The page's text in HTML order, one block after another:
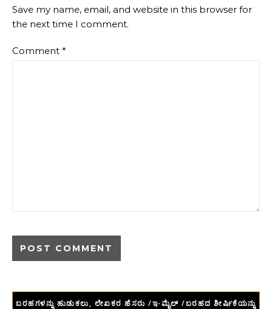
Save my name, email, and website in this browser for
the next time I comment.
Comment *
ಬರಹಗಳನ್ನು ಹುಡುಕಲು, ಲೇಖಕರ ಹೆಸರು /ಇ-ಮೈಲ್ /ಬರಹದ ಶೀರ್ಷಿಕೆಯನ್ನು